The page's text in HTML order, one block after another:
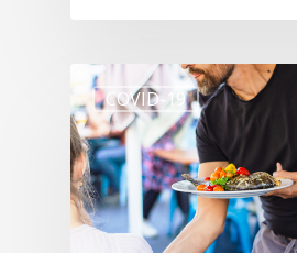
COVID-19